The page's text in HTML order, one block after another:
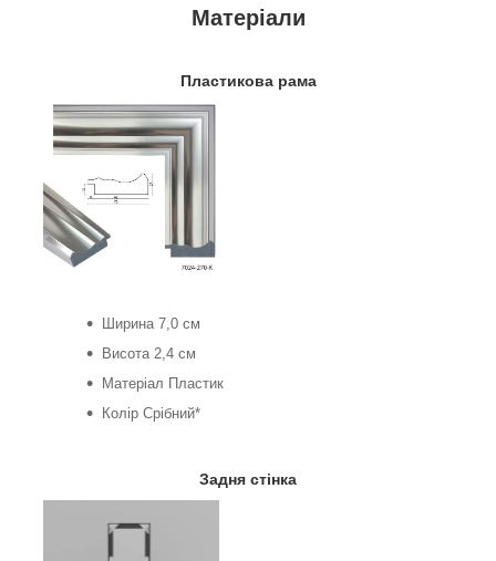
Матеріали
Пластикова рама
Ширина 7,0 см
Висота 2,4 см
Матеріал Пластик
Колір Срібний*
Задня стінка